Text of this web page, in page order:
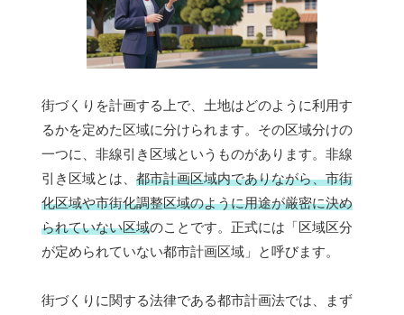
街づくりを計画する上で、土地はどのように利用す
るかを定めた区域に分けられます。その区域分けの
一つに、非線引き区域というものがあります。非線
引き区域とは、 都市計画区域内でありながら、市街
化区域や市街化調整区域のように用途が厳密に決め
られていない区域のことです。正式には「区域区分
が定められていない都市計画区域」と呼びます。
街づくりに関する法律である都市計画法では、まず